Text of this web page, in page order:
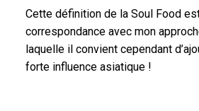
Cette définition de la Soul Food
correspondance avec mon
laquelle il convient cependant
forte influence asiatique !